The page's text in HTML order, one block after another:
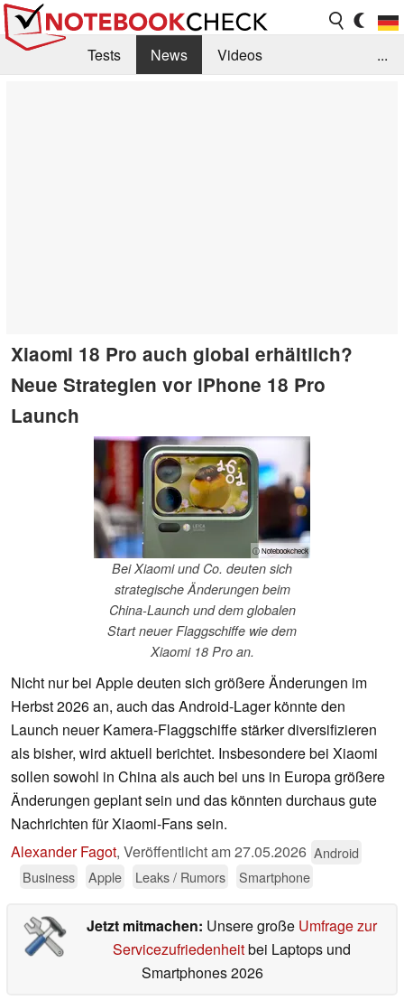
Tests News
Videos
...
Xiaomi 18 Pro auch global erhältlich?
Neue Strategien vor iPhone 18 Pro
Launch
ⓘ Notebookcheck
Bei Xiaomi und Co. deuten sich
strategische Änderungen beim
China-Launch und dem globalen
Start neuer Flaggschiffe wie dem
Xiaomi 18 Pro an.
Nicht nur bei Apple deuten sich größere Änderungen im
Herbst 2026 an, auch das Android-Lager könnte den
Launch neuer Kamera-Flaggschiffe stärker diversifizieren
als bisher, wird aktuell berichtet. Insbesondere bei Xiaomi
sollen sowohl in China als auch bei uns in Europa größere
Änderungen geplant sein und das könnten durchaus gute
Nachrichten für Xiaomi-Fans sein.
Alexander Fagot, Veröffentlicht am27.05.2026 Android
Business
Apple Leaks / Rumors Smartphone
Jetzt mitmachen: Unsere große Umfrage zur
Servicezufriedenheitbei Laptops und
Smartphones 2026